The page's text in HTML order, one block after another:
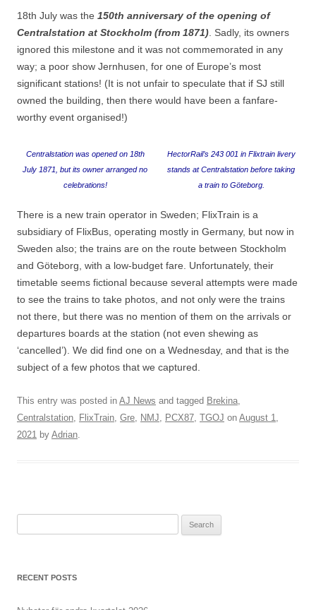
18th July was the 150th anniversary of the opening of
Centralstation at Stockholm (from 1871) . Sadly, its owners
ignored this milestone and it was not commemorated in any
way; a poor show Jernhusen, for one of Europe’s most
significant stations! (It is not unfair to speculate that if SJ still
owned the building, then there would have been a fanfare-
worthy event organised!)
Centralstation was opened on 18th
July 1871, but its owner arranged no
celebrations!
HectorRail’s 243 001 in Flixtrain livery
stands at Centralstation before taking
a train to Göteborg.
There is a new train operator in Sweden; FlixTrain is a
subsidiary of FlixBus, operating mostly in Germany, but now in
Sweden also; the trains are on the route between Stockholm
and Göteborg, with a low-budget fare. Unfortunately, their
timetable seems fictional because several attempts were made
to see the trains to take photos, and not only were the trains
not there, but there was no mention of them on the arrivals or
departures boards at the station (not even shewing as
‘cancelled’). We did find one on a Wednesday, and that is the
subject of a few photos that we captured.
This entry was posted in AJ News and tagged Brekina,
Centralstation, FlixTrain, Gre, NMJ, PCX87, TGOJ on August 1,
2021 by Adrian.
RECENT POSTS